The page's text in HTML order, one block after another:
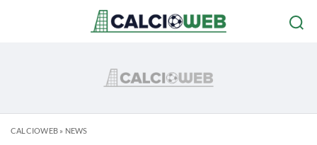
CALCIOWEB» NEWS